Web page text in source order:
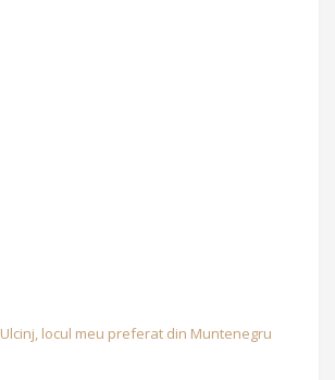
Ulcinj, locul meu preferat din Muntenegru